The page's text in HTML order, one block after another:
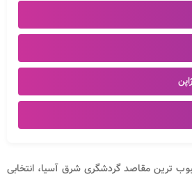
ترین مقاصد گردشگری شرق آسیا، انتخابی